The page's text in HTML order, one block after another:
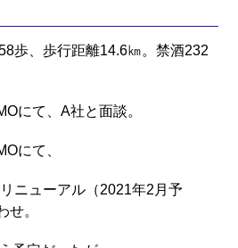
歩、歩行距離14.6㎞。禁酒232
にて、A社と面談。
にて、
ニューアル（2021年2月予
せ。